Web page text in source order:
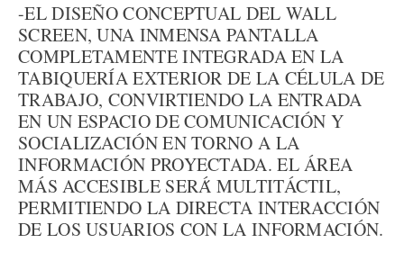
-EL DISEÑO CONCEPTUAL DEL WALL
SCREEN, UNA INMENSA PANTALLA
COMPLETAMENTE INTEGRADA EN LA
TABIQUERÍA EXTERIOR DE LA CÉLULA DE
TRABAJO, CONVIRTIENDO LA ENTRADA
EN UN ESPACIO DE COMUNICACIÓN Y
SOCIALIZACIÓN EN TORNO A LA
INFORMACIÓN PROYECTADA. EL ÁREA
MÁS ACCESIBLE SERÁ́ MULTITÁCTIL,
PERMITIENDO LA DIRECTA INTERACCIÓN
DE LOS USUARIOS CON LA INFORMACIÓN.